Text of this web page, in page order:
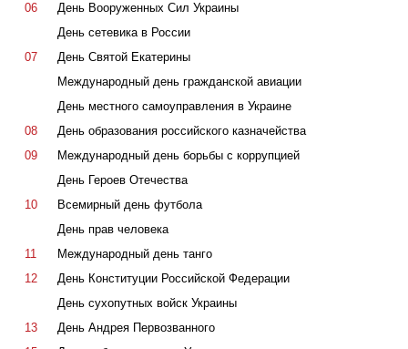
06
День Вооруженных Сил Украины
День сетевика в России
07
День Святой Екатерины
Международный день гражданской авиации
День местного самоуправления в Украине
08
День образования российского казначейства
09
Международный день борьбы с коррупцией
День Героев Отечества
10
Всемирный день футбола
День прав человека
11
Международный день танго
12
День Конституции Российской Федерации
День сухопутных войск Украины
13
День Андрея Первозванного